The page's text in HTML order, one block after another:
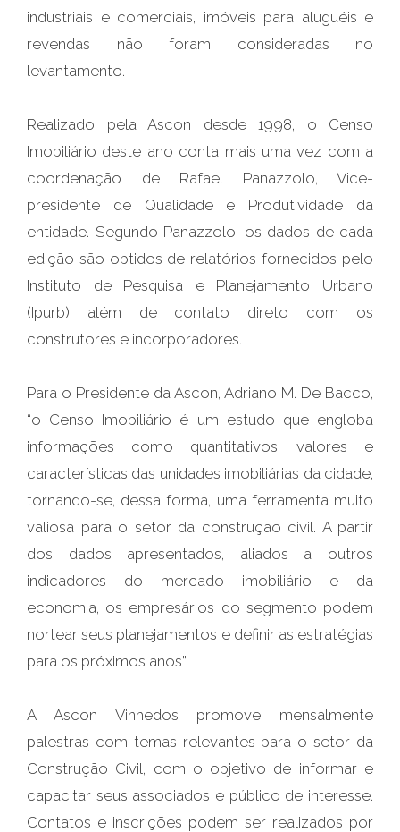
industriais e comerciais, imóveis para aluguéis e
revendas não foram consideradas no
levantamento.
Realizado pela Ascon desde 1998, o Censo
Imobiliário deste ano conta mais uma vez com a
coordenação de Rafael Panazzolo, Vice-
presidente de Qualidade e Produtividade da
entidade. Segundo Panazzolo, os dados de cada
edição são obtidos de relatórios fornecidos pelo
Instituto de Pesquisa e Planejamento Urbano
(Ipurb) além de contato direto com os
construtores e incorporadores.
Para o Presidente da Ascon, Adriano M. De Bacco,
“o Censo Imobiliário é um estudo que engloba
informações como quantitativos, valores e
características das unidades imobiliárias da cidade,
tornando-se, dessa forma, uma ferramenta muito
valiosa para o setor da construção civil. A partir
dos dados apresentados, aliados a outros
indicadores do mercado imobiliário e da
economia, os empresários do segmento podem
nortear seus planejamentos e definir as estratégias
para os próximos anos”.
A Ascon Vinhedos promove mensalmente
palestras com temas relevantes para o setor da
Construção Civil, com o objetivo de informar e
capacitar seus associados e público de interesse.
Contatos e inscrições podem ser realizados por